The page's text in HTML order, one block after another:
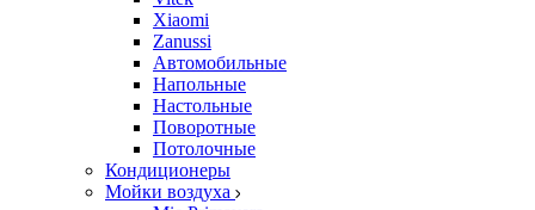
Xiaomi
Zanussi
Автомобильные
Напольные
Настольные
Поворотные
Потолочные
Кондиционеры
Мойки воздуха